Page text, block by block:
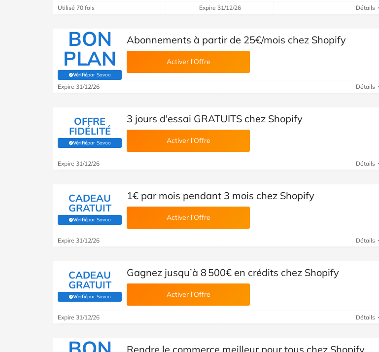
Voir toutes les catégories
Utilisé 70 fois Expire 31/12/26 Détails
BON
PLAN
Vérifiépar Savoo
(Vérifié par Savoo)
Abonnements à partir de 25€/mois chez Shopify
Activer l’Offre
Expire 31/12/26 Détails
OFFRE
FIDÉLITÉ
Vérifiépar Savoo
(Vérifié par Savoo)
3 jours d'essai GRATUITS chez Shopify
Activer l’Offre
Expire 31/12/26 Détails
CADEAU
GRATUIT
Vérifiépar Savoo
(Vérifié par Savoo)
1€ par mois pendant 3 mois chez Shopify
Activer l’Offre
Expire 31/12/26 Détails
CADEAU
GRATUIT
Vérifiépar Savoo
(Vérifié par Savoo)
Gagnez jusqu’à 8 500€ en crédits chez Shopify
Activer l’Offre
Expire 31/12/26 Détails
Rendre le commerce meilleur pour tous chez Shopify